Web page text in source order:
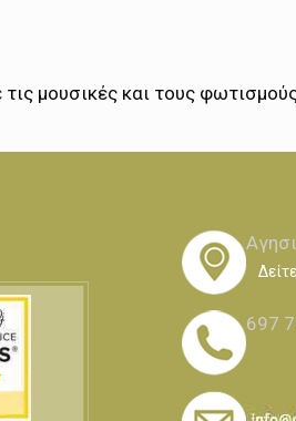
μουσικές και τους
697